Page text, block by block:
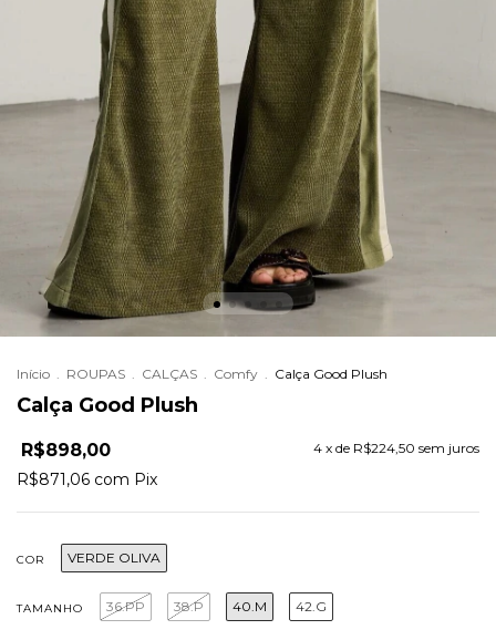
Início . ROUPAS . CALÇAS . Comfy . Calça Good Plush
Calça Good Plush
R$898,00 4 x de R$224,50 sem juros
R$871,06 com Pix
COR VERDE OLIVA
TAMANHO 36.PP 38.P 40.M 42.G